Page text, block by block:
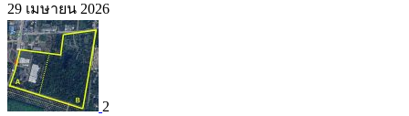
29 เมษายน 2026
2